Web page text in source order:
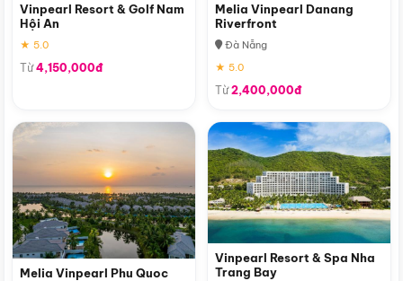
Vinpearl Resort & Golf Nam
Hội An
★ 5.0
Từ4,150,000đ
Melia Vinpearl Danang
Riverfront
Đà Nẵng
★ 5.0
Từ2,400,000đ
Melia Vinpearl Phu Quoc
Vinpearl Resort & Spa Nha
Trang Bay